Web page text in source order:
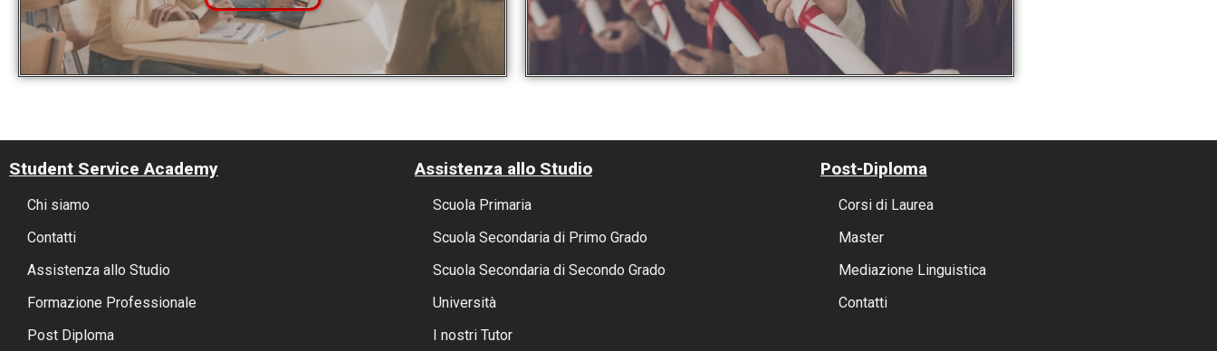
Student Service Academy
Chi siamo
Contatti
Assistenza allo Studio
Formazione Professionale
Post Diploma
Assistenza allo Studio
Scuola Primaria
Scuola Secondaria di Primo Grado
Scuola Secondaria di Secondo Grado
Università
I nostri Tutor
Post-Diploma
Corsi di Laurea
Master
Mediazione Linguistica
Contatti